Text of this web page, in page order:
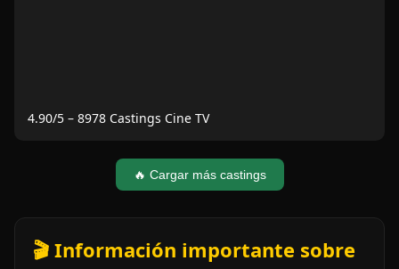
4.90/5 – 8978 Castings Cine TV
🔥 Cargar más castings
🎬 Información importante sobre